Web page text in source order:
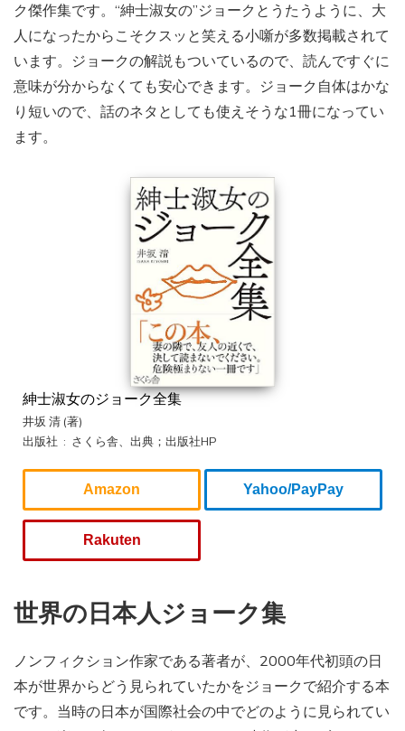
ク傑作集です。“紳士淑女の”ジョークとうたうように、大
人になったからこそクスッと笑える小噺が多数掲載されて
います。ジョークの解説もついているので、読んですぐに
意味が分からなくても安心できます。ジョーク自体はかな
り短いので、話のネタとしても使えそうな1冊になってい
ます。
紳士淑女のジョーク全集
井坂 清 (著)
出版社 ‏ : ‎ さくら舎、出典；出版社HP
Amazon Yahoo/PayPay
Rakuten
世界の日本人ジョーク集
ノンフィクション作家である著者が、2000年代初頭の日
本が世界からどう見られていたかをジョークで紹介する本
です。当時の日本が国際社会の中でどのように見られてい